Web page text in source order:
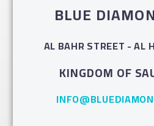
BLUE
AL BAHR STREET - AL
KINGDOM OF